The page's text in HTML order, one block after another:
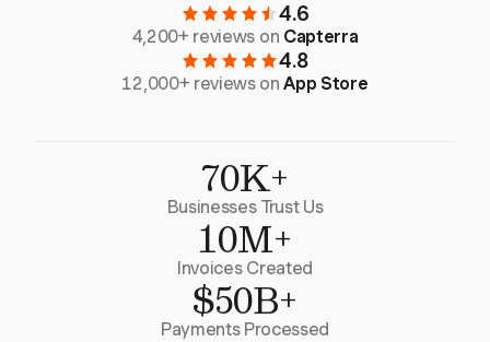
4.6
4,200+ reviews on Capterra
4.8
12,000+ reviews onApp Store
70K+
Businesses Trust Us
10M+
Invoices Created
$50B+
Payments Processed